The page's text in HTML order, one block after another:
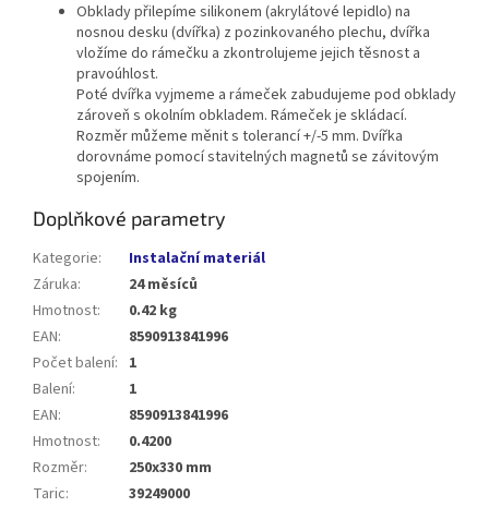
Obklady přilepíme silikonem (akrylátové lepidlo) na
nosnou desku (dvířka) z pozinkovaného plechu, dvířka
vložíme do rámečku a zkontrolujeme jejich těsnost a
pravoúhlost.
Poté dvířka vyjmeme a rámeček zabudujeme pod obklady
zároveň s okolním obkladem. Rámeček je skládací.
Rozměr můžeme měnit s tolerancí +/-5 mm. Dvířka
dorovnáme pomocí stavitelných magnetů se závitovým
spojením.
Doplňkové parametry
Kategorie:
Instalační materiál
Záruka:
24 měsíců
Hmotnost:
0.42 kg
EAN:
8590913841996
Počet balení: 1
Balení:
1
EAN:
8590913841996
Hmotnost:
0.4200
Rozměr:
250x330 mm
Taric:
39249000